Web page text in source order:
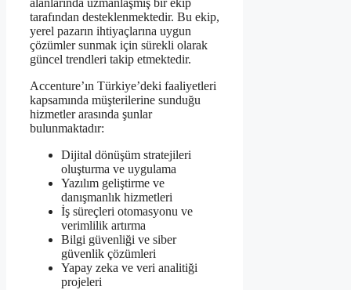
alanlarında uzmanlaşmış bir ekip
tarafından desteklenmektedir. Bu ekip,
yerel pazarın ihtiyaçlarına uygun
çözümler sunmak için sürekli olarak
güncel trendleri takip etmektedir.
Accenture’ın Türkiye’deki faaliyetleri
kapsamında müşterilerine sunduğu
hizmetler arasında şunlar
bulunmaktadır:
Dijital dönüşüm stratejileri
oluşturma ve uygulama
Yazılım geliştirme ve
danışmanlık hizmetleri
İş süreçleri otomasyonu ve
verimlilik artırma
Bilgi güvenliği ve siber
güvenlik çözümleri
Yapay zeka ve veri analitiği
projeleri